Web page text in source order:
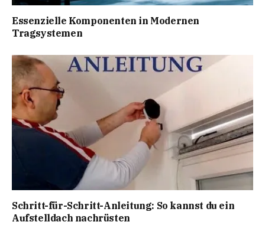
Essenzielle Komponenten in Modernen
Tragsystemen
Schritt-für-Schritt-Anleitung: So kannst du ein
Aufstelldach nachrüsten